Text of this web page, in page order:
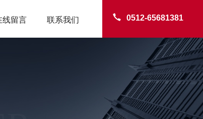
0512-65681381
线留言 联系我们